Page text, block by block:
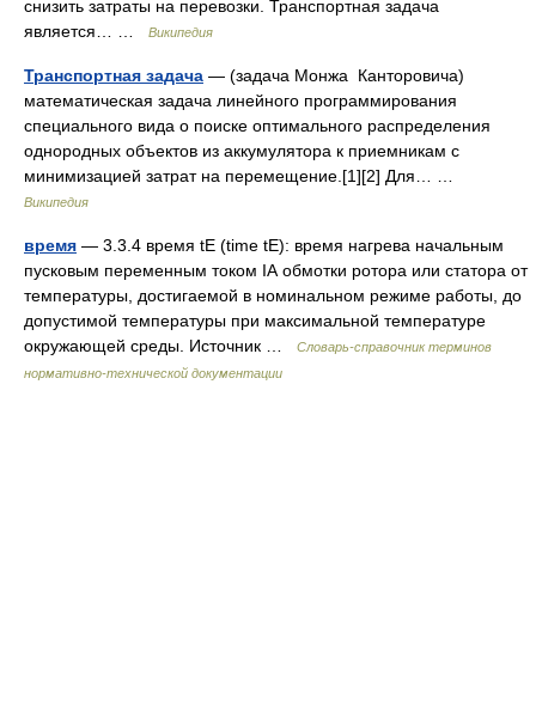
снизить затраты на перевозки. Транспортная задача
является… …
Википедия
Транспортная задача — (задача Монжа Канторовича)
математическая задача линейного программирования
специального вида о поиске оптимального распределения
однородных объектов из аккумулятора к приемникам с
минимизацией затрат на перемещение.[1][2] Для… …
Википедия
время — 3.3.4 время tE (time tE): время нагрева начальным
пусковым переменным током IА обмотки ротора или статора от
температуры, достигаемой в номинальном режиме работы, до
допустимой температуры при максимальной температуре
окружающей среды. Источник …
Словарь-справочник терминов
нормативно-технической документации